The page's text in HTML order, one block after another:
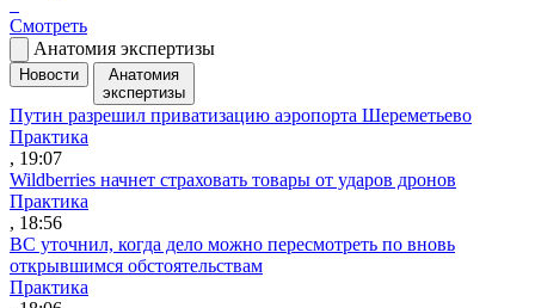
Смотреть
Анатомия экспертизы
Новости
Анатомия
экспертизы
Путин разрешил приватизацию аэропорта Шереметьево
Практика
, 19:07
Wildberries начнет страховать товары от ударов дронов
Практика
, 18:56
ВС уточнил, когда дело можно пересмотреть по вновь
открывшимся обстоятельствам
Практика